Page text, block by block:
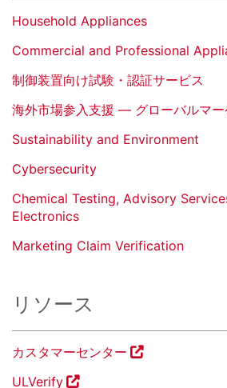
Household Appliances
Commercial and Professional
制御装置向け試験・認証サービス
海外市場参入支援 ― グローバルマー
Sustainability and Environment
Cybersecurity
Chemical Testing, Advisory
Electronics
Marketing Claim Verification
リソース
カスタマーセンター
ULVerify